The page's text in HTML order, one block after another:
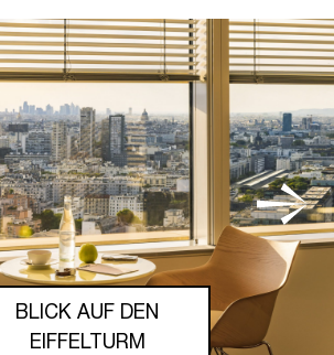
BLICK AUF DEN
EIFFELTURMBLICK AUF PARIS